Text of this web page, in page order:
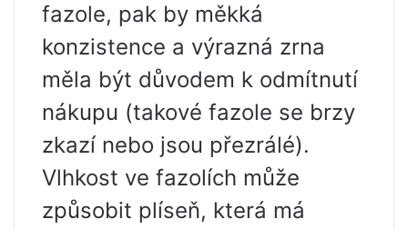
fazole, pak by měkká
konzistence a výrazná zrna
měla být důvodem k odmítnutí
nákupu (takové fazole se brzy
zkazí nebo jsou přezrálé).
Vlhkost ve fazolích může
způsobit plíseň, která má